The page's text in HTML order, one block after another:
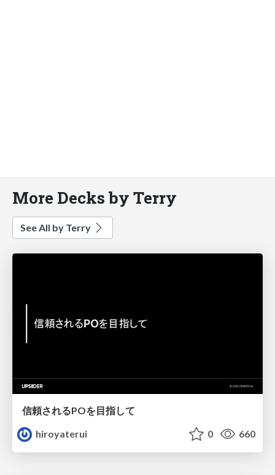
More Decks by Terry
See All by Terry
信頼されるPOを目指して
hiroyaterui
0 660